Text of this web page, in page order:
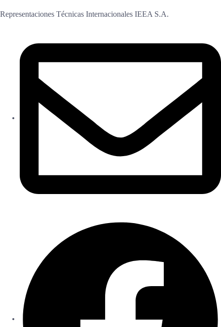
Representaciones Técnicas Internacionales IEEA S.A.